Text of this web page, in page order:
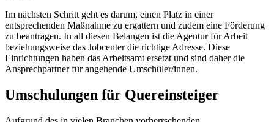
Im nächsten Schritt geht es darum, einen Platz in einer
entsprechenden Maßnahme zu ergattern und zudem eine Förderung
zu beantragen. In all diesen Belangen ist die Agentur für Arbeit
beziehungsweise das Jobcenter die richtige Adresse. Diese
Einrichtungen haben das Arbeitsamt ersetzt und sind daher die
Ansprechpartner für angehende Umschüler/innen.
Umschulungen für Quereinsteiger